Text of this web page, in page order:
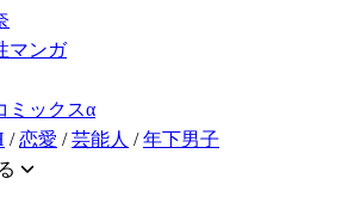
マンガ
ミックスα
/恋愛 /芸能人 /年下男子